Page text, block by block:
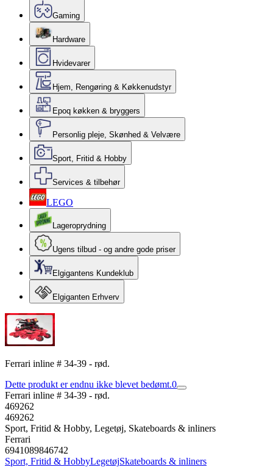
Gaming
Hardware
Hvidevarer
Hjem, Rengøring & Køkkenudstyr
Epoq køkken & bryggers
Personlig pleje, Skønhed & Velvære
Sport, Fritid & Hobby
Services & tilbehør
LEGO
Lageroprydning
Ugens tilbud - og andre gode priser
Elgigantens Kundeklub
Elgiganten Erhverv
Ferrari inline # 34-39 - rød.
Dette produkt er endnu ikke blevet bedømt.0
Ferrari inline # 34-39 - rød.
469262
469262
Sport, Fritid & Hobby, Legetøj, Skateboards & inliners
Ferrari
6941089846742
Sport, Fritid & HobbyLegetøjSkateboards & inliners